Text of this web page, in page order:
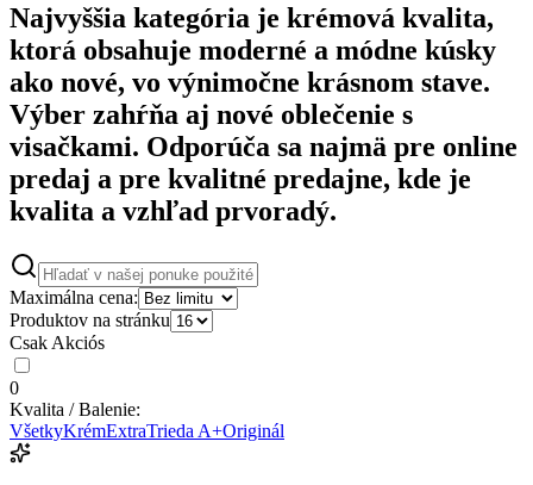
Najvyššia kategória je krémová kvalita,
ktorá obsahuje moderné a módne kúsky
ako nové, vo výnimočne krásnom stave.
Výber zahŕňa aj nové oblečenie s
visačkami. Odporúča sa najmä pre online
predaj a pre kvalitné predajne, kde je
kvalita a vzhľad prvoradý.
Maximálna cena:
Produktov na stránku
Csak Akciós
0
Kvalita / Balenie:
VšetkyKrémExtraTrieda A+Originál